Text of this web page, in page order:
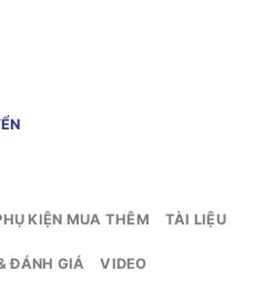
KIỆN MUA THÊM TÀI LIỆU
ĐÁNH GIÁ VIDEO